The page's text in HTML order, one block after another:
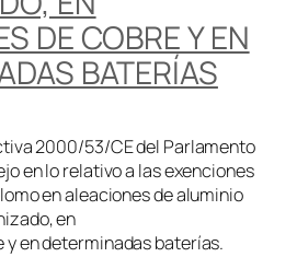
DE COBRE Y EN
BATERÍAS
2000/53/CE del Parlamento
en lo relativo a las exenciones
en aleaciones de aluminio
en
y en determinadas baterías.